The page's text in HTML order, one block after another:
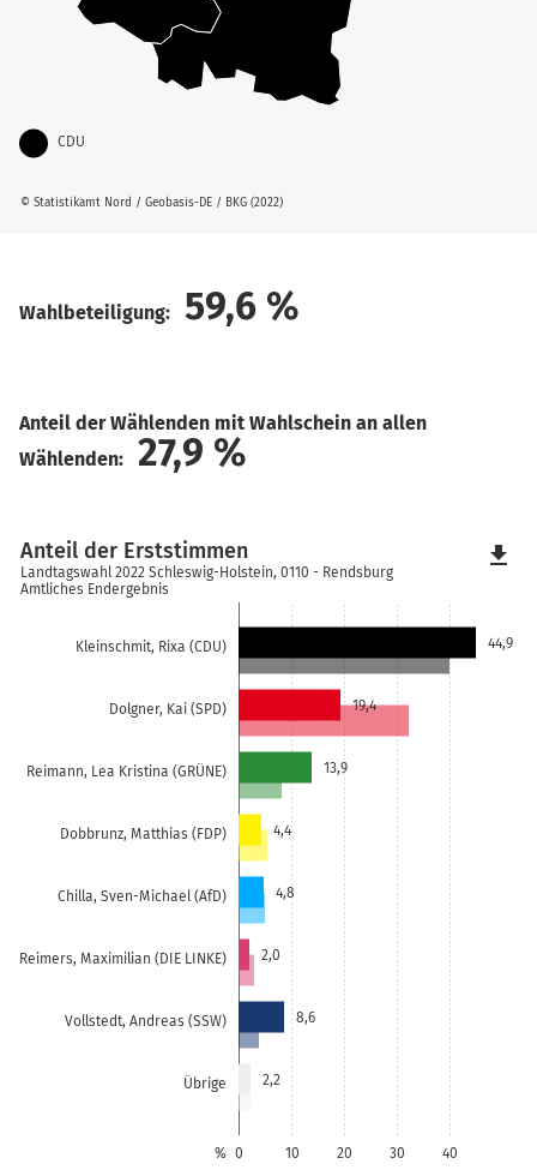
© Statistikamt Nord / Geobasis-DE / BKG (2022)
CDU
Wahlbeteiligung: 59,6 %
Anteil der Wählenden mit Wahlschein an allen
Wählenden:
27,9 %
Kleinschmit, Rixa (CDU)
Dolgner, Kai (SPD)
Reimann, Lea Kristina (GRÜNE)
Dobbrunz, Matthias (FDP)
Chilla, Sven-Michael (AfD)
Reimers, Maximilian (DIE LINKE)
Vollstedt, Andreas (SSW)
Übrige
0 10 20 30 40
%
44,9
19,4
13,9
4,4
4,8
2,0
8,6
2,2
Anteil der Erststimmen
Landtagswahl 2022 Schleswig-Holstein, 0110 - Rendsburg
Amtliches Endergebnis
file_download